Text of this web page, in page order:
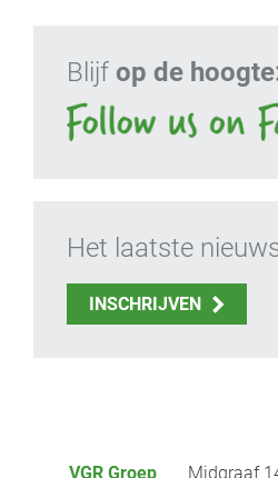
Blijf op de
Het laatste
INSCHRIJVEN
VGR Groep Midgraaf